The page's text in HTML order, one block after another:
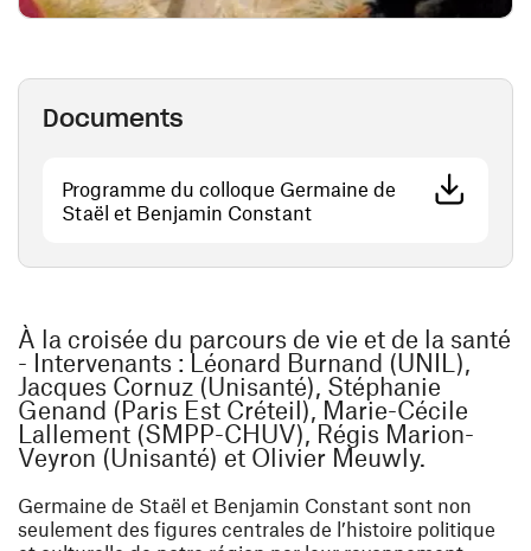
Documents
Programme du colloque Germaine de
Staël et Benjamin Constant(ouvre une nouvelle
À la croisée du parcours de vie et de la santé
- Intervenants : Léonard Burnand (UNIL),
Jacques Cornuz (Unisanté), Stéphanie
Genand (Paris Est Créteil), Marie-Cécile
Lallement (SMPP-CHUV), Régis Marion-
Veyron (Unisanté) et Olivier Meuwly.
Germaine de Staël et Benjamin Constant sont non
seulement des figures centrales de l’histoire politique